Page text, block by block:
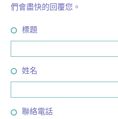
們會盡快的回覆您。
標題
姓名
聯絡電話